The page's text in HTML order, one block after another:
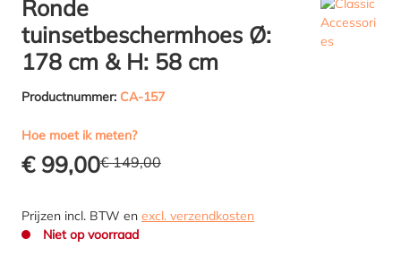
Ronde
tuinsetbeschermhoes Ø:
178 cm & H: 58 cm
Productnummer: CA-157
Hoe moet ik meten?
€ 99,00€ 149,00
Prijzen incl. BTW en excl. verzendkosten
Niet op voorraad